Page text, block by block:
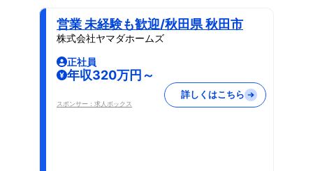
営業 未経験も歓迎/秋田県 秋田市
株式会社ヤマダホームズ
正社員
年収320万円～
スポンサー：求人ボックス
詳しくはこちら